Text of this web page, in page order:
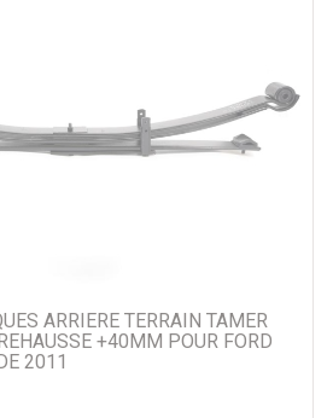
ARRIERE TERRAIN TAMER
+40MM POUR FORD
2011